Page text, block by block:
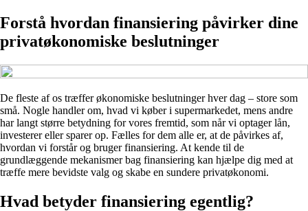
Forstå hvordan finansiering påvirker dine
privatøkonomiske beslutninger
De fleste af os træffer økonomiske beslutninger hver dag – store som
små. Nogle handler om, hvad vi køber i supermarkedet, mens andre
har langt større betydning for vores fremtid, som når vi optager lån,
investerer eller sparer op. Fælles for dem alle er, at de påvirkes af,
hvordan vi forstår og bruger finansiering. At kende til de
grundlæggende mekanismer bag finansiering kan hjælpe dig med at
træffe mere bevidste valg og skabe en sundere privatøkonomi.
Hvad betyder finansiering egentlig?